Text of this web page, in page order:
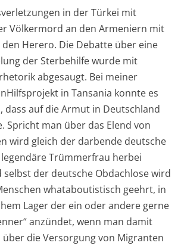
in der Türkei mit
Völkermord an den Armeniern mit
Herero. Die Debatte über eine
der Sterbehilfe wurde mit
abgesaugt. Bei meiner
in Tansania konnte es
dass auf die Armut in Deutschland
Spricht man über das Elend von
wird gleich der darbende deutsche
Trümmerfrau herbei
selbst der deutsche Obdachlose wird
whataboutistisch geehrt, in
Lager der ein oder andere gerne
anzündet, wenn man damit
über die Versorgung von Migranten